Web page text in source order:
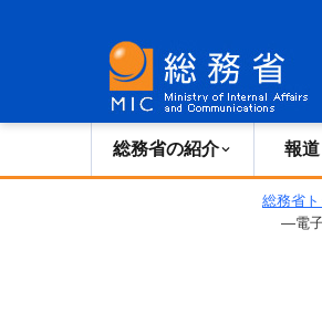
総務省の紹介 報
総務省
―電子